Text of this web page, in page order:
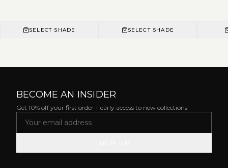
SELECT SHADE SELECT SHADE
BECOME AN INSIDER
Get 10% off your first order + early access to new collections